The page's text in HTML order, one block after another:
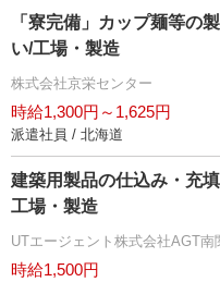
「寮完備」カップ麺等の
い/工場・製造
株式会社京栄センター
時給1,300円～1,625円
派遣社員 / 北海道
建築用製品の仕込み・充
工場・製造
UTエージェント株式会社AGT南
時給1,500円